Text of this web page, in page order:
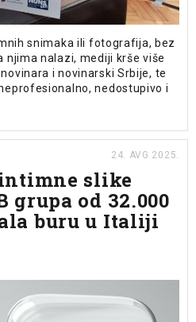
snimaka ili fotografija, bez
njima nalazi, mediji krše više
i novinarski Srbije, te
nedostupivo i
24. AVG 2025.
slike
grupa od 32.000
buru u Italiji